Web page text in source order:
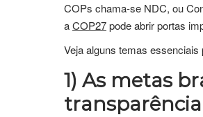
COPs chama-se NDC, ou
aCOP27pode abrir portas
Veja alguns temas
1) As metas
transparência